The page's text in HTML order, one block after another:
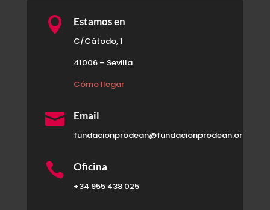
 Estamos en
C/Cátodo, 1
41006 – Sevilla
Cómo llegar
 Email
fundacionprodean@fundacionprodean.org
 Oficina
+34 955 438 025